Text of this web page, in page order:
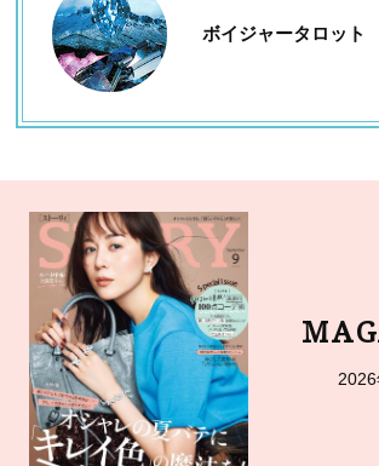
ボイジャータロット